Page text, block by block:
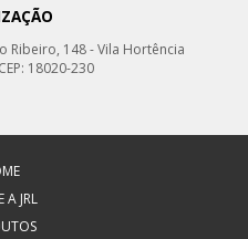
Ribeiro, 148 - Vila Hortência
18020-230
A JRL